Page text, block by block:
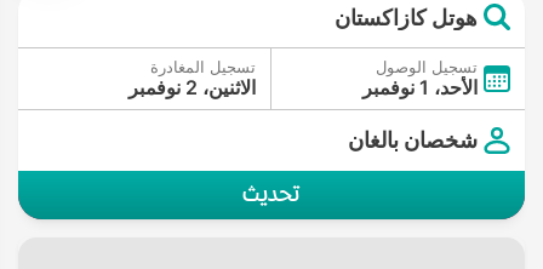
هوتل كازاكستان
تسجيل الوصول
الأحد، 1 نوفمبر
تسجيل المغادرة
الاثنين، 2 نوفمبر
شخصان بالغان
تحديث